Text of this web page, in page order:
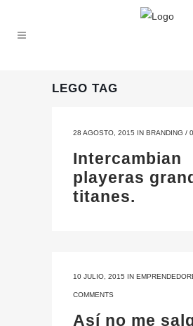
LEGO TAG
28 AGOSTO, 2015 IN BRANDING /
Intercambian
playeras
titanes.
10 JULIO, 2015 IN
COMMENTS
Así no me